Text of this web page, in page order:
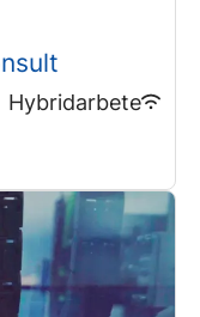
Hybridarbete